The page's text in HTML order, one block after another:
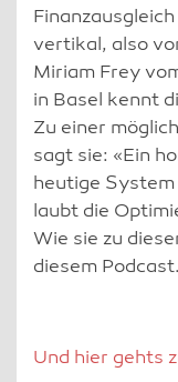
vertikal, also
Miriam Frey
in Basel kennt
Zu einer
sagt sie: «Ein
heutige
laubt die
Wie sie zu
diesem Podcast.
Und hier gehts